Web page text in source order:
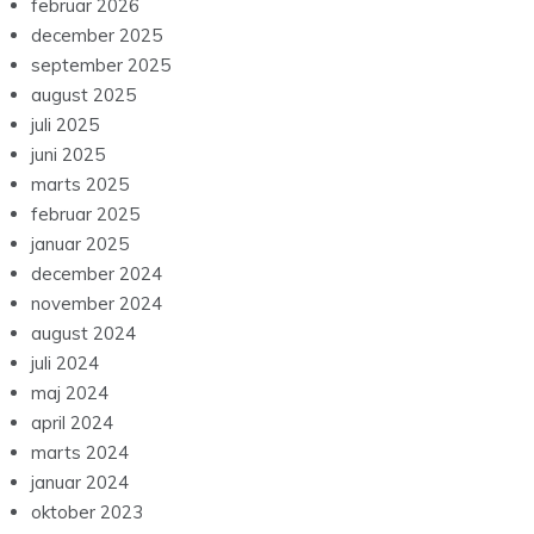
februar 2026
december 2025
september 2025
august 2025
juli 2025
juni 2025
marts 2025
februar 2025
januar 2025
december 2024
november 2024
august 2024
juli 2024
maj 2024
april 2024
marts 2024
januar 2024
oktober 2023